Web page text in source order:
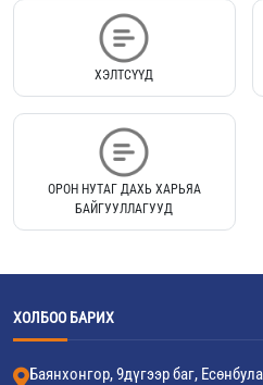
ХЭЛТСҮҮД
ОРОН НУТАГ ДАХЬ ХАРЬЯА
БАЙГУУЛЛАГУУД
ХОЛБОО БАРИХ
Баянхонгор, 9дүгээр баг,